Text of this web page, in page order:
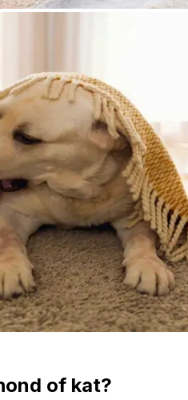
of kat?